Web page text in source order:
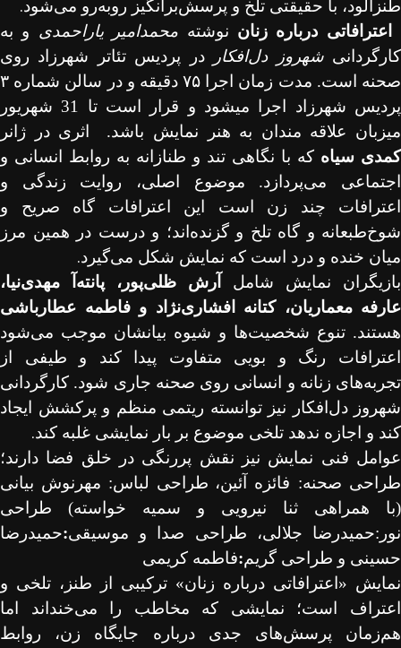
طنزآلود، با حقیقتی تلخ و پرسش‌برانگیز روبه‌رو می‌شود.
اعترافاتی درباره زنان نوشته‌ محمدامیر یاراحمدی و به
کارگردانیشهروز دل‌افکار
در پردیس تئاتر شهرزاد روی
صحنه است. مدت زمان اجرا ۷۵دقیقه و در سالن شماره ۳
پردیس شهرزاد اجرا میشود و قرار است تا 31 شهریور
میزبان علاقه مندان به هنر نمایش باشد.
اثری در ژانر
کمدی سیاه که با نگاهی تند و طنازانه به روابط انسانی و
اجتماعی می‌پردازد. موضوع اصلی، روایت زندگی و
اعترافات چند زن است این اعترافات گاه صریح و
شوخ‌طبعانه و گاه تلخ و گزنده‌اند؛ و درست در همین مرز
میان خنده و درد است که نمایش شکل می‌گیرد.
بازیگران نمایش شامل
آرش ظلی‌پور، پانته‌آ مهدی‌نیا،
عارفه معماریان، کتانه افشاری‌نژاد و فاطمه عطارباشی
هستند. تنوع شخصیت‌ها و شیوه بیانشان موجب می‌شود
اعترافات رنگ و بویی متفاوت پیدا کند و طیفی از
تجربه‌های زنانه و انسانی روی صحنه جاری شود. کارگردانی
شهروز دل‌افکار نیز توانسته ریتمی منظم و پرکشش ایجاد
کند و اجازه ندهد تلخی موضوع بر بار نمایشی غلبه کند.
عوامل فنی نمایش نیز نقش پررنگی در خلق فضا دارند؛
طراحی صحنه: فائزه آئین، طراحی لباس: مهرنوش بیانی
(با همراهی ثنا نیرویی و سمیه خواسته) طراحی
نور:حمیدرضا جلالی، طراحی صدا و موسیقی:حمیدرضا
حسینی و طراحی گریم:فاطمه کریمی
نمایش «اعترافاتی درباره زنان» ترکیبی از طنز، تلخی و
اعتراف است؛ نمایشی که مخاطب را می‌خنداند اما
هم‌زمان پرسش‌های جدی درباره جایگاه زن، روابط